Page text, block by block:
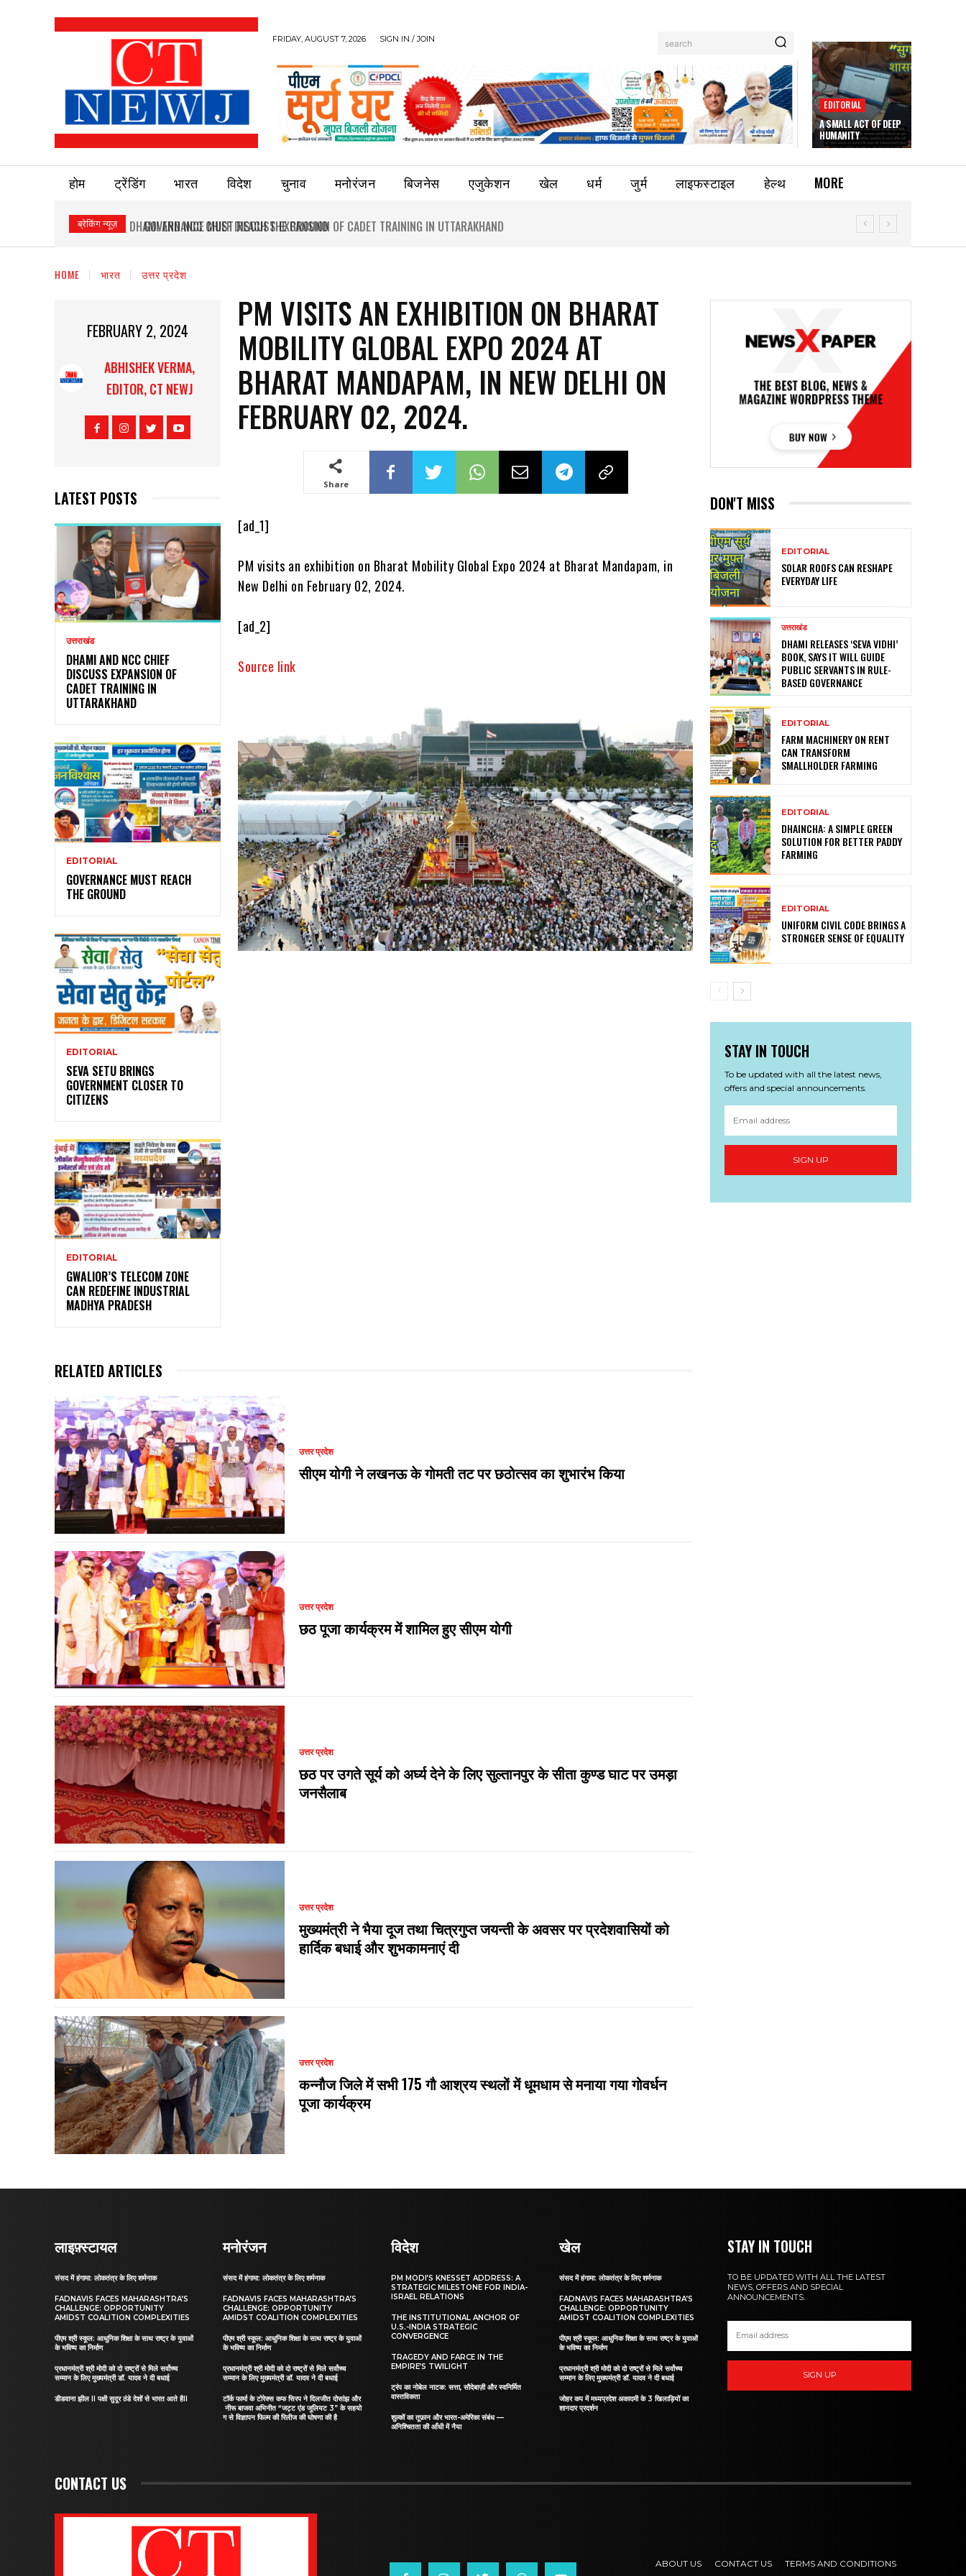
FRIDAY, AUGUST 7, 2026 SIGN IN / JOIN search
EDITORIAL
A SMALL ACT OF DEEP
HUMANITY
होम ट्रेंडिंग भारत विदेश चुनाव मनोरंजन बिजनेस एजुकेशन खेल धर्म जुर्म लाइफस्टाइल हेल्थ MORE
ब्रेकिंग न्यूज़ GOVERNANCE MUST REACH THE GROUND
HOME भारत उत्तर प्रदेश
FEBRUARY 2, 2024
ABHISHEK VERMA,
EDITOR, CT NEWJ
LATEST POSTS
उत्तराखंड
DHAMI AND NCC CHIEF
DISCUSS EXPANSION OF
CADET TRAINING IN
UTTARAKHAND
EDITORIAL
GOVERNANCE MUST REACH
THE GROUND
EDITORIAL
SEVA SETU BRINGS
GOVERNMENT CLOSER TO
CITIZENS
EDITORIAL
GWALIOR’S TELECOM ZONE
CAN REDEFINE INDUSTRIAL
MADHYA PRADESH
PM VISITS AN EXHIBITION ON BHARAT
MOBILITY GLOBAL EXPO 2024 AT
BHARAT MANDAPAM, IN NEW DELHI ON
FEBRUARY 02, 2024.
Share
[ad_1]
PM visits an exhibition on Bharat Mobility Global Expo 2024 at Bharat Mandapam, in
New Delhi on February 02, 2024.
[ad_2]
Source link
RELATED ARTICLES
उत्तर प्रदेश
सीएम योगी ने लखनऊ के गोमती तट पर छठोत्सव का शुभारंभ किया
उत्तर प्रदेश
छठ पूजा कार्यक्रम में शामिल हुए सीएम योगी
उत्तर प्रदेश
छठ पर उगते सूर्य को अर्घ्य देने के लिए सुल्तानपुर के सीता कुण्ड घाट पर उमड़ा
जनसैलाब
उत्तर प्रदेश
मुख्यमंत्री ने भैया दूज तथा चित्रगुप्त जयन्ती के अवसर पर प्रदेशवासियों को
हार्दिक बधाई और शुभकामनाएं दी
उत्तर प्रदेश
कन्नौज जिले में सभी 175 गौ आश्रय स्थलों में धूमधाम से मनाया गया गोवर्धन
पूजा कार्यक्रम
DON'T MISS
EDITORIAL
SOLAR ROOFS CAN RESHAPE
EVERYDAY LIFE
उत्तराखंड
DHAMI RELEASES ‘SEVA VIDHI’
BOOK, SAYS IT WILL GUIDE
PUBLIC SERVANTS IN RULE-
BASED GOVERNANCE
EDITORIAL
FARM MACHINERY ON RENT
CAN TRANSFORM
SMALLHOLDER FARMING
EDITORIAL
DHAINCHA: A SIMPLE GREEN
SOLUTION FOR BETTER PADDY
FARMING
EDITORIAL
UNIFORM CIVIL CODE BRINGS A
STRONGER SENSE OF EQUALITY
STAY IN TOUCH
To be updated with all the latest news,
offers and special announcements.
SIGN UP
लाइफ़्स्टायल
संसद में हंगामा: लोकतंत्र के लिए शर्मनाक
FADNAVIS FACES MAHARASHTRA’S
CHALLENGE: OPPORTUNITY
AMIDST COALITION COMPLEXITIES
पीएम श्री स्कूल: आधुनिक शिक्षा के साथ राष्ट्र के युवाओं
के भविष्य का निर्माण
प्रधानमंत्री श्री मोदी को दो राष्ट्रों से मिले सर्वोच्च
सम्मान के लिए मुख्यमंत्री डॉ. यादव ने दी बधाई
डीडवाना झील II पक्षी सुदूर ठंडे देशों से भारत आते हैII
मनोरंजन
संसद में हंगामा: लोकतंत्र के लिए शर्मनाक
FADNAVIS FACES MAHARASHTRA’S
CHALLENGE: OPPORTUNITY
AMIDST COALITION COMPLEXITIES
पीएम श्री स्कूल: आधुनिक शिक्षा के साथ राष्ट्र के युवाओं
के भविष्य का निर्माण
प्रधानमंत्री श्री मोदी को दो राष्ट्रों से मिले सर्वोच्च
सम्मान के लिए मुख्यमंत्री डॉ. यादव ने दी बधाई
टॉर्क फार्मा के टोरेक्स कफ सिरप ने दिलजीत दोसांझ और
नीरू बाजवा अभिनीत “जट्ट एंड जूलियट 3” के सहयो
ग से विज्ञापन फिल्म की रिलीज की घोषणा की है
विदेश
PM MODI’S KNESSET ADDRESS: A
STRATEGIC MILESTONE FOR INDIA-
ISRAEL RELATIONS
THE INSTITUTIONAL ANCHOR OF
U.S.-INDIA STRATEGIC
CONVERGENCE
TRAGEDY AND FARCE IN THE
EMPIRE’S TWILIGHT
ट्रंप का नोबेल नाटक: सत्ता, सौदेबाज़ी और स्वनिर्मित
वास्तविकता
शुल्कों का तूफ़ान और भारत-अमेरिका संबंध —
अनिश्चितता की आँधी में नैया
खेल
संसद में हंगामा: लोकतंत्र के लिए शर्मनाक
FADNAVIS FACES MAHARASHTRA’S
CHALLENGE: OPPORTUNITY
AMIDST COALITION COMPLEXITIES
पीएम श्री स्कूल: आधुनिक शिक्षा के साथ राष्ट्र के युवाओं
के भविष्य का निर्माण
प्रधानमंत्री श्री मोदी को दो राष्ट्रों से मिले सर्वोच्च
सम्मान के लिए मुख्यमंत्री डॉ. यादव ने दी बधाई
जोहर कप में मध्यप्रदेश अकादमी के 3 खिलाड़ियों का
शानदार प्रदर्शन
STAY IN TOUCH
TO BE UPDATED WITH ALL THE LATEST
NEWS, OFFERS AND SPECIAL
ANNOUNCEMENTS.
SIGN UP
CONTACT US
ABOUT US CONTACT US TERMS AND CONDITIONS